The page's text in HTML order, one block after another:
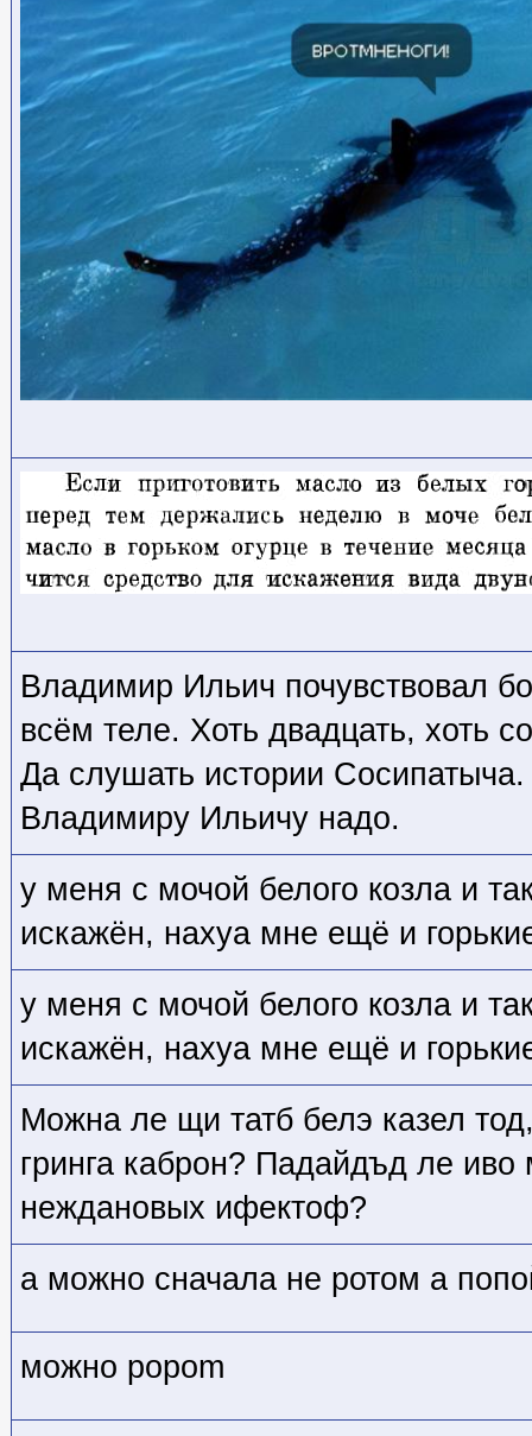
Владимир Ильич почувствовал
всём теле. Хоть двадцать, хоть
Да слушать истории
Владимиру Ильичу надо.
у меня с мочой белого козла и
искажён, нахуа мне ещё и
у меня с мочой белого козла и
искажён, нахуа мне ещё и
Можна ле щи татб белэ казел
гринга каброн? Падайдъд ле
неждановых ифектоф?
а можно сначала не ротом а
можно popom